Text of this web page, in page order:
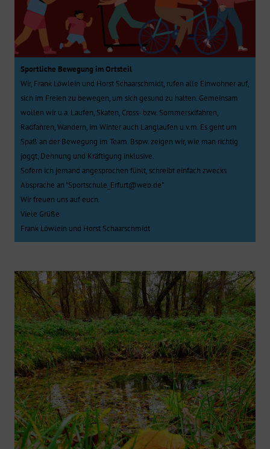
Sportliche Bewegung im Ortsteil
Wir, Frank Löwlein und Horst Schaarschmidt, rufen alle Einwohner auf,
sich im Freien zu bewegen, um sich gesund zu halten. Gemeinsam
wollen wir u.a. Laufen, Skaten, Cross- bzw. Sommerskifahren,
Radfahren, Wandern, im Winter auch Langlaufen u.v.m. Es geht um
Spaß an der Bewegung im Team. Bspw. zeigen wir, wie man richtig
joggt, Dehnung und Kräftigung inklusive.
Sofern ich jemand angesprochen fühlt, schreibt einfach zwecks
Absprache an "Sportschule_Erfurt@web.de"
Wir freuen uns auf euch.
Viele Grüße
Frank Löwlein und Horst Schaarschmidt